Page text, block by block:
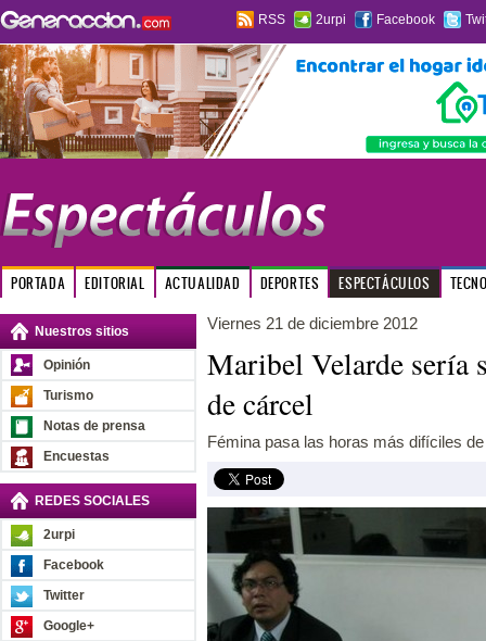
RSS 2urpi Facebook
PORTADA EDITORIAL ACTUALIDAD DEPORTES ESPECTÁCULOS
Nuestros sitios
Opinión
Turismo
Notas de prensa
Encuestas
REDES SOCIALES
2urpi
Facebook
Twitter
Google+
Viernes 21 de diciembre 2012
Maribel Velarde sería
de cárcel
Fémina pasa las horas más difíciles